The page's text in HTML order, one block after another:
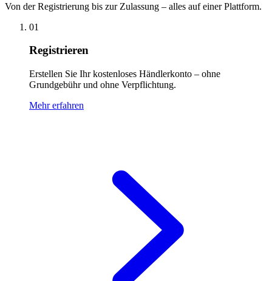
Von der Registrierung bis zur Zulassung – alles auf einer Plattform.
01
Registrieren
Erstellen Sie Ihr kostenloses Händlerkonto – ohne
Grundgebühr und ohne Verpflichtung.
Mehr erfahren